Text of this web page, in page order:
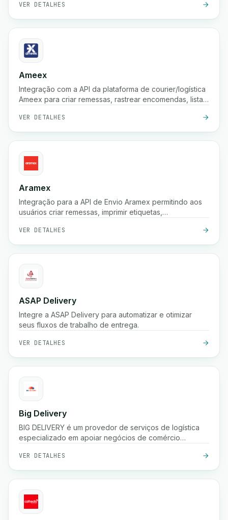
VER DETALHES
Ameex
Integração com a API da plataforma de courier/logística
Ameex para criar remessas, rastrear encomendas, listar
VER DETALHES
Aramex
Integração para a API de Envio Aramex permitindo aos
usuários criar remessas, imprimir etiquetas,
VER DETALHES
ASAP Delivery
Integre a ASAP Delivery para automatizar e otimizar
seus fluxos de trabalho de entrega.
VER DETALHES
Big Delivery
BIG DELIVERY é um provedor de serviços de logística
especializado em apoiar negócios de comércio
VER DETALHES